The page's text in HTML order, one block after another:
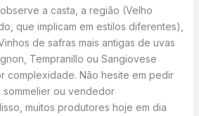
a casta, a região (Velho
que implicam em estilos diferentes),
de safras mais antigas de uvas
Tempranillo ou Sangiovese
complexidade. Não hesite em pedir
ou vendedor
muitos produtores hoje em dia